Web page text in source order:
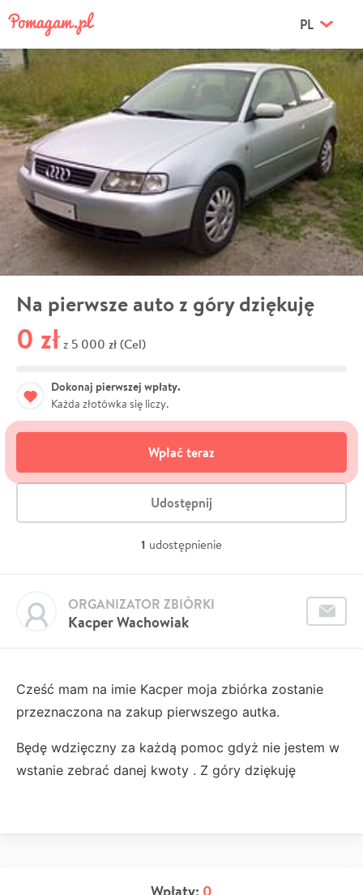
PL
Na pierwsze auto z góry dziękuję
0 zł z 5 000 zł (Cel)
Dokonaj pierwszej wpłaty.
Każda złotówka się liczy.
Wpłać teraz
Udostępnij
1 udostępnienie
Kacper Wachowiak
ORGANIZATOR ZBIÓRKI
Cześć mam na imie Kacper moja zbiórka zostanie
przeznaczona na zakup pierwszego autka.
Będę wdzięczny za każdą pomoc gdyż nie jestem w
wstanie zebrać danej kwoty . Z góry dziękuję